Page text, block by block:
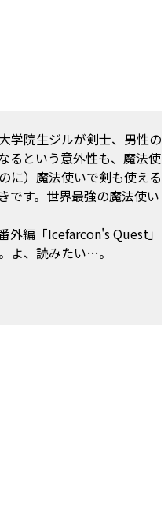
学院生ジルが剣士、男性の
るという意外性も、魔法使
に）魔法使いで剣も使える
です。世界最強の魔法使い
編「Icefarcon's Quest」
よ、読みたい…。